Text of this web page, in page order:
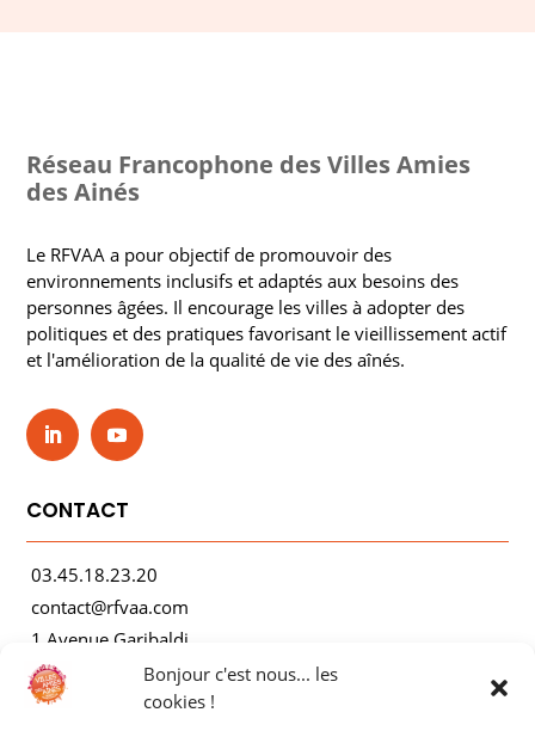
Bonjour c'est nous... les
cookies !
Réseau Francophone des Villes Amies
des Ainés
Le RFVAA a pour objectif de promouvoir des
environnements inclusifs et adaptés aux besoins des
personnes âgées. Il encourage les villes à adopter des
politiques et des pratiques favorisant le vieillissement actif
et l'amélioration de la qualité de vie des aînés.
CONTACT
03.45.18.23.20
contact@rfvaa.com
1 Avenue Garibaldi
21000 Dijon